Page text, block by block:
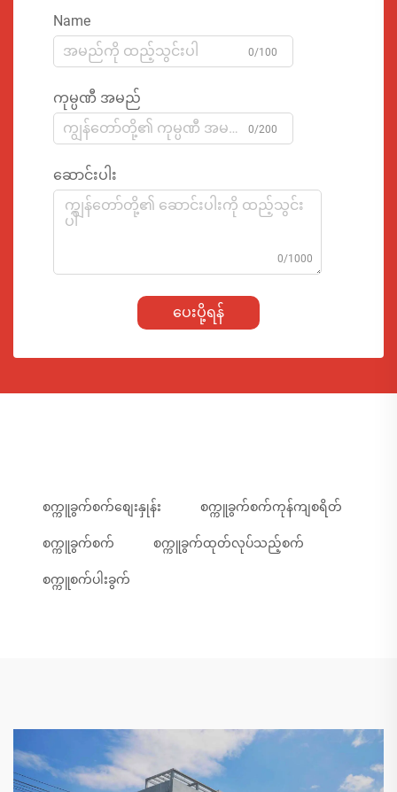
Name
0/100
ကုမ္ပဏီ အမည်
0/200
ဆောင်းပါး
0/1000
ပေးပို့ရန်
စက္ကူခွက်စက်စျေးနှုန်း စက္ကူခွက်စက်ကုန်ကျစရိတ်
စက္ကူခွက်စက် စက္ကူခွက်ထုတ်လုပ်သည့်စက်
စက္ကူစက်ပါးခွက်